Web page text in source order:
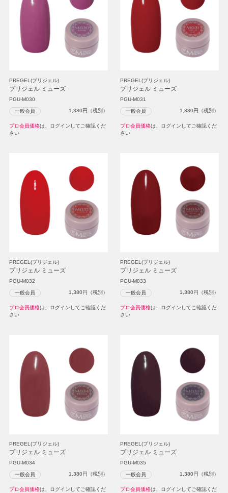
PREGEL(プリジェル)
プリジェル ミューズ
PGU-M030
一般会員 1,380円（税別）
プロ会員価格は、ログインしてご確認くだ
さい
PREGEL(プリジェル)
プリジェル ミューズ
PGU-M031
一般会員 1,380円（税別）
プロ会員価格は、ログインしてご確認くだ
さい
PREGEL(プリジェル)
プリジェル ミューズ
PGU-M032
一般会員 1,380円（税別）
プロ会員価格は、ログインしてご確認くだ
さい
PREGEL(プリジェル)
プリジェル ミューズ
PGU-M033
一般会員 1,380円（税別）
プロ会員価格は、ログインしてご確認くだ
さい
PREGEL(プリジェル)
プリジェル ミューズ
PGU-M034
一般会員 1,380円（税別）
プロ会員価格は、ログインしてご確認くだ
PREGEL(プリジェル)
プリジェル ミューズ
PGU-M035
一般会員 1,380円（税別）
プロ会員価格は、ログインしてご確認くだ